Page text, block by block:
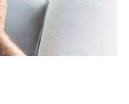
javnem
in znaš. Zagotovo
način življenja,
in se želim boriti
Po vsem tem sem se
mesečno ali po
a, a vseeno bi